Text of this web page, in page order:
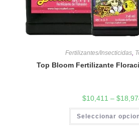
Fertilizantes/Insecticidas,
Top Bloom Fertilizante
$10,411 – $
Seleccionar